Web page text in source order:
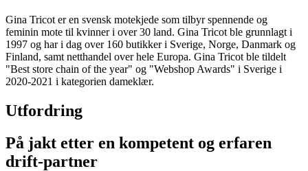
Gina Tricot er en svensk motekjede som tilbyr spennende og
feminin mote til kvinner i over 30 land. Gina Tricot ble grunnlagt i
1997 og har i dag over 160 butikker i Sverige, Norge, Danmark og
Finland, samt netthandel over hele Europa. Gina Tricot ble tildelt
"Best store chain of the year" og "Webshop Awards" i Sverige i
2020-2021 i kategorien dameklær.
Utfordring
På jakt etter en kompetent og erfaren
drift-partner